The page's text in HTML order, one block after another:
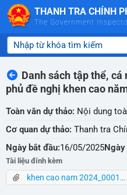
Skip to Main Content
THANH TRA CHÍNH
The Government
Danh sách tập thể,
phủ đề nghị khen cao
Toàn văn dự thảo: Nội dung
Cơ quan dự thảo: Thanh tra
Ngày bắt đầu:16/05/2025Ngày
Tài liệu đính kèm
khen cao nam 2024_0001.pdf